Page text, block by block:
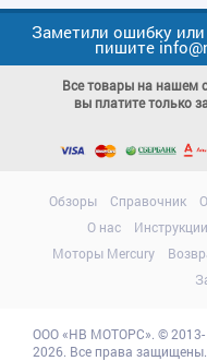
Заметили ошибку
пишите
Все товары на нашем
вы платите только
Обзоры Справочник
О нас
Инструкции
Моторы Mercury
ООО«НВ МОТОРС» © 2013-
2026. Все права защищены.